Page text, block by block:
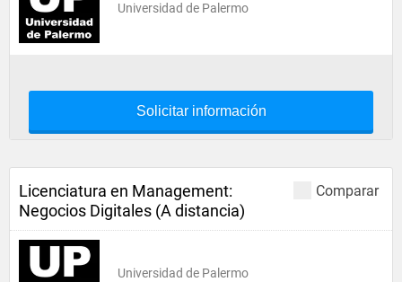
Universidad de Palermo
Solicitar información
Comparar
Licenciatura en Management:
Negocios Digitales (A distancia)
Universidad de Palermo